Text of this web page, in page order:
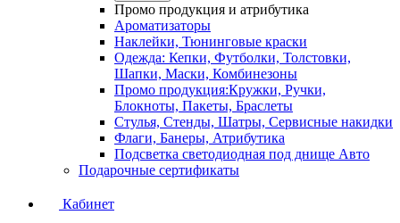
Промо продукция и атрибутика
Ароматизаторы
Наклейки, Тюнинговые краски
Одежда: Кепки, Футболки, Толстовки,
Шапки, Маски, Комбинезоны
Промо продукция:Кружки, Ручки,
Блокноты, Пакеты, Браслеты
Стулья, Стенды, Шатры, Сервисные накидки
Флаги, Банеры, Атрибутика
Подсветка светодиодная под днище Авто
Подарочные сертификаты
Кабинет